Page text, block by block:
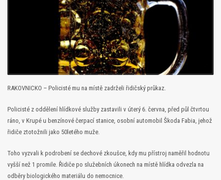
RAKOVNICKO – Policisté mu na místě zadrželi řidičský průkaz.
Policisté z oddělení hlídkové služby zastavili v úterý 6. června, před půl čtvrtou
ráno, v Krupé u benzínové čerpací stanice, osobní automobil Škoda Fabia, jehož
řidiče ztotožnili jako 50letého muže.
Toho vyzvali k podrobení se dechové zkoušce, kdy mu přístroj naměřil hodnotu
vyšší než 1 promile. Řidiče po služebních úkonech na místě hlídka odvezla na
odběry biologického materiálu do nemocnice.